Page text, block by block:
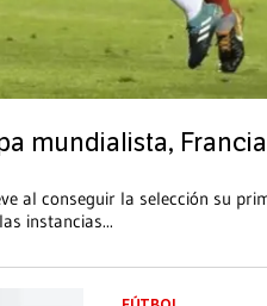
mundialista,
al conseguir la selección su
instancias...